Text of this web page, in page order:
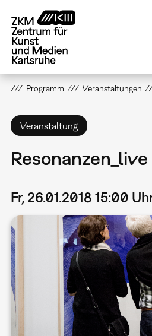
zum
Inhalt
Programm Veranstaltungen
Veranstaltung
Resonanzen_live
Fr, 26.01.2018 15:00